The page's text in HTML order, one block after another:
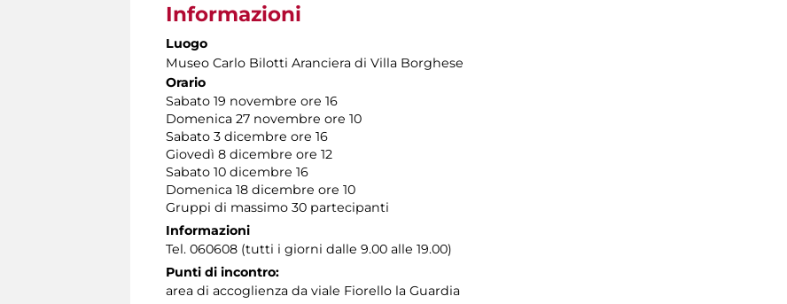
Informazioni
Luogo
Museo Carlo Bilotti Aranciera di Villa Borghese
Orario
Sabato 19 novembre ore 16
Domenica 27 novembre ore 10
Sabato 3 dicembre ore 16
Giovedì 8 dicembre ore 12
Sabato 10 dicembre 16
Domenica 18 dicembre ore 10
Gruppi di massimo 30 partecipanti
Informazioni
Tel. 060608 (tutti i giorni dalle 9.00 alle 19.00)
Punti di incontro:
area di accoglienza da viale Fiorello la Guardia